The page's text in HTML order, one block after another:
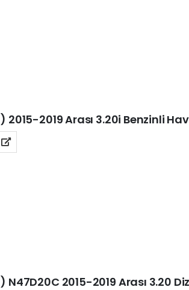
2015-2019 Arası 3.20i Benzinli